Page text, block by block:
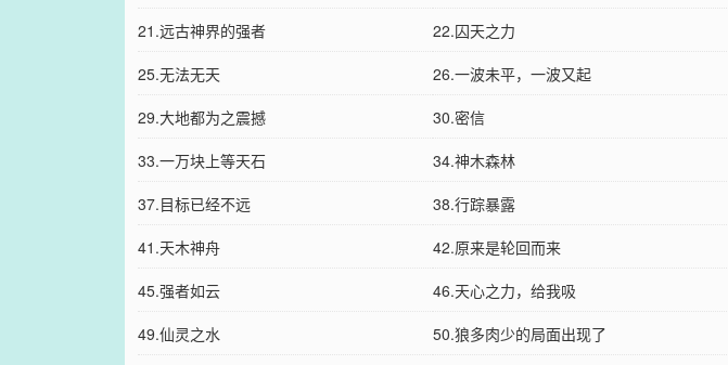
21.远古神界的强者
22.囚天之力
25.无法无天
26.一波未平，一波又起
29.大地都为之震撼
30.密信
33.一万块上等天石
34.神木森林
37.目标已经不远
38.行踪暴露
41.天木神舟
42.原来是轮回而来
45.强者如云
46.天心之力，给我吸
49.仙灵之水
50.狼多肉少的局面出现了